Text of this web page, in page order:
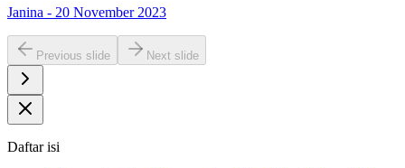
Janina - 20 November 2023
Previous slide Next slide
Daftar isi